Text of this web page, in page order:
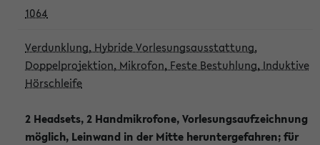
1064
Verdunklung, Hybride Vorlesungsausstattung,
Doppelprojektion, Mikrofon, Feste Bestuhlung, Induktive
Hörschleife
2 Headsets, 2 Handmikrofone, Vorlesungsaufzeichnung
möglich, Leinwand in der Mitte heruntergefahren; für